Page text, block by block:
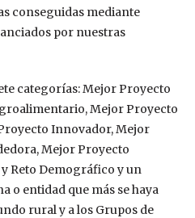
conseguidas mediante
por nuestras
categorías: Mejor Proyecto
Mejor Proyecto
Innovador, Mejor
Mejor Proyecto
Reto Demográfico y un
o entidad que más se haya
rural y a los Grupos de